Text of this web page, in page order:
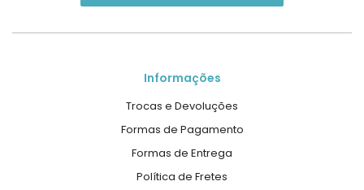
Informações
Trocas e Devoluções
Formas de Pagamento
Formas de Entrega
Política de Fretes